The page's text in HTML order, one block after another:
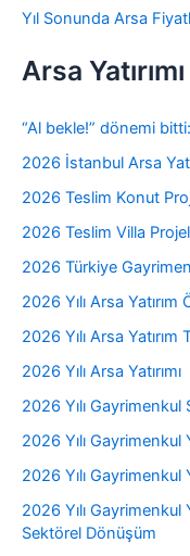
Yıl Sonunda Arsa
Arsa Yatırımı
“Al bekle!” dönemi
2026 İstanbul Arsa
2026 Teslim Konut
2026 Teslim Villa
2026 Türkiye
2026 Yılı Arsa Yatırım
2026 Yılı Arsa Yatırım
2026 Yılı Arsa Yatırımı
2026 Yılı
2026 Yılı Gayrimenkul
2026 Yılı Gayrimenkul
2026 Yılı Gayrimenkul
Sektörel Dönüşüm